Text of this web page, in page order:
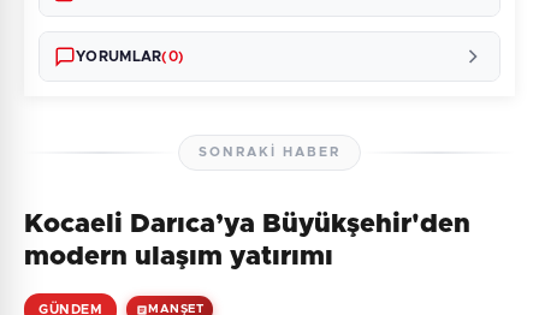
YORUMLAR(0)
Henüz yorum yapılmamış. İlk yorumu siz yapın!
SONRAKI HABER
Kocaeli Darıca’ya Büyükşehir'den
modern ulaşım yatırımı
GÜNDEM MANŞET